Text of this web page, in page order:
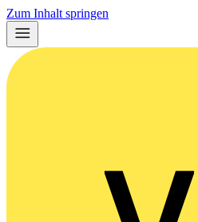
Zum Inhalt springen